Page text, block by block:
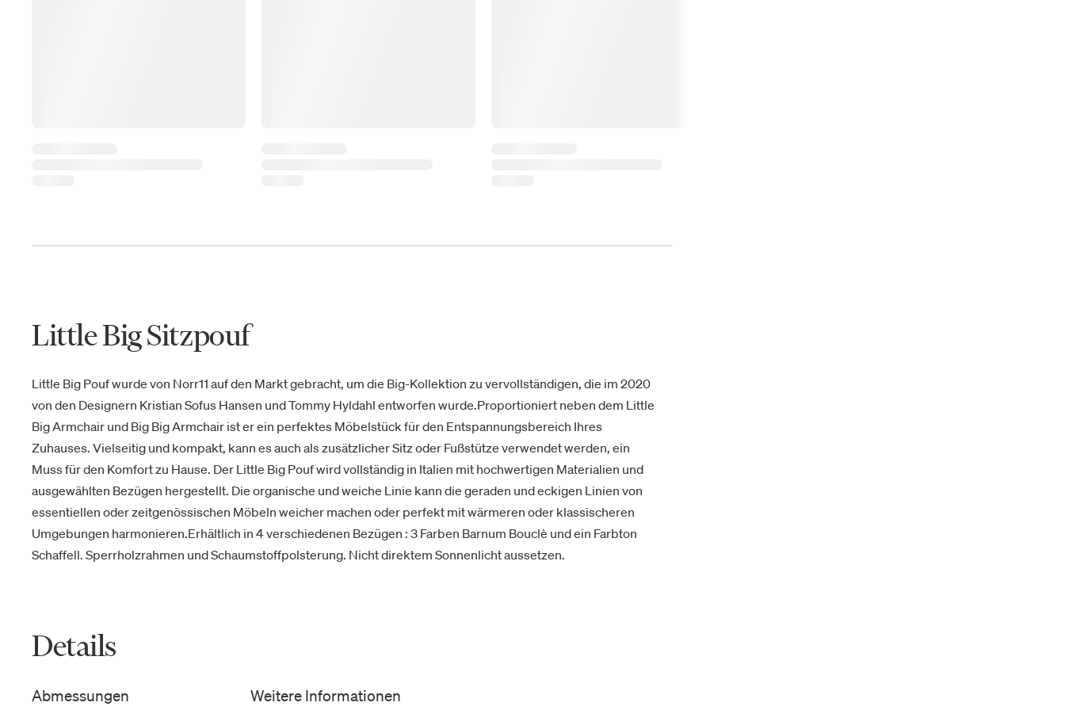
Little Big Sitzpouf
Little Big Pouf wurde von Norr11 auf den Markt gebracht, um die Big-Kollektion zu vervollständigen, die im 2020
von den Designern Kristian Sofus Hansen und Tommy Hyldahl entworfen wurde.Proportioniert neben dem Little
Big Armchair und Big Big Armchair ist er ein perfektes Möbelstück für den Entspannungsbereich Ihres
Zuhauses. Vielseitig und kompakt, kann es auch als zusätzlicher Sitz oder Fußstütze verwendet werden, ein
Muss für den Komfort zu Hause. Der Little Big Pouf wird vollständig in Italien mit hochwertigen Materialien und
ausgewählten Bezügen hergestellt. Die organische und weiche Linie kann die geraden und eckigen Linien von
essentiellen oder zeitgenössischen Möbeln weicher machen oder perfekt mit wärmeren oder klassischeren
Umgebungen harmonieren.Erhältlich in 4 verschiedenen Bezügen : 3 Farben Barnum Bouclè und ein Farbton
Schaffell. Sperrholzrahmen und Schaumstoffpolsterung. Nicht direktem Sonnenlicht aussetzen.
Details
Abmessungen Weitere Informationen